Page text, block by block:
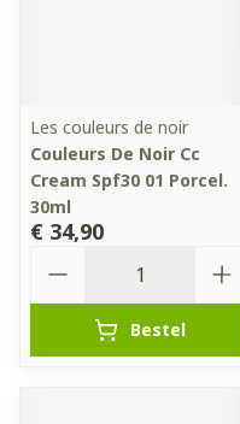
Les couleurs de noir
Couleurs De Noir Cc
Cream Spf30 01 Porcel.
30ml
€ 34,90
Bestel